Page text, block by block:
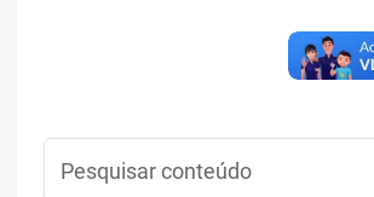
Pesquisar conteúdo